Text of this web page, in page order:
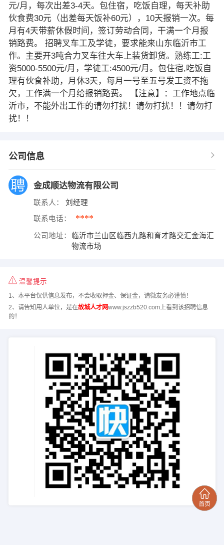
元/月，每次出差3-4天。包住宿，吃饭自理，每天补助
伙食费30元（出差每天饭补60元），10天报销一次。每
月有4天带薪休假时间，签订劳动合同，干满一个月报
销路费。 招聘叉车工及学徒，要求能来山东临沂市工
作。主要开3吨合力叉车往大车上装货卸货。熟练工:工
资5000-5500元/月，学徒工:4500元/月。包住宿,吃饭自
理有伙食补助，月休3天，每月一号至五号发工资不拖
欠，工作满一个月给报销路费。 【注意】：工作地点临
沂市，不能外出工作的请勿打扰！请勿打扰！！请勿打
扰！！
公司信息
金成顺达物流有限公司
联系人： 刘经理
联系电话： ****
公司地址：
临沂市兰山区临西九路和育才路交汇金海汇
物流市场
温馨提示
1、本平台仅供信息发布，不会收取押金、保证金，请微友务必谨慎！
2、请告知用人单位，是在故城人才网www.jszzb520.com上看到该招聘信息
的！